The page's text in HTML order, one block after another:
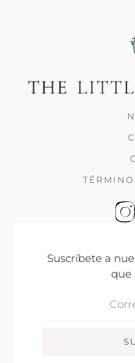
Suscríbete a
que